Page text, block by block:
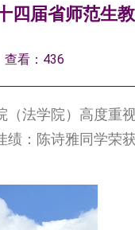
届省师范生
看： 436
法学院）高度重
：陈诗雅同学荣